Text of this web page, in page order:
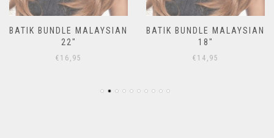
BATIK BUNDLE MALAYSIAN
22″
€ 16,95
BATIK BUNDLE MALAYSIAN
18″
€ 14,95